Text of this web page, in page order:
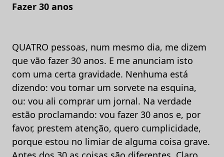
Fazer 30 anos
QUATRO pessoas, num mesmo dia, me dizem
que vão fazer 30 anos. E me anunciam isto
com uma certa gravidade. Nenhuma está
dizendo: vou tomar um sorvete na esquina,
ou: vou ali comprar um jornal. Na verdade
estão proclamando: vou fazer 30 anos e, por
favor, prestem atenção, quero cumplicidade,
porque estou no limiar de alguma coisa grave.